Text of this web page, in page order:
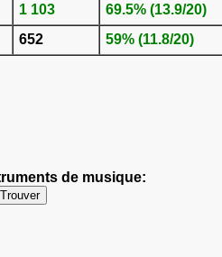
1 103 69.5% (13.9/20)
652 59% (11.8/20)
de musique: